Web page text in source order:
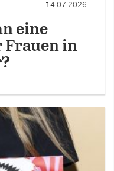
14.07.2026
eine
Frauen in